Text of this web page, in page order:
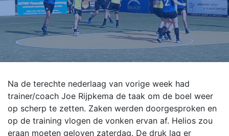
Na de terechte nederlaag van vorige week had
trainer/coach Joe Rijpkema de taak om de boel weer
op scherp te zetten. Zaken werden doorgesproken en
op de training vlogen de vonken ervan af. Helios zou
eraan moeten geloven zaterdag. De druk lag er